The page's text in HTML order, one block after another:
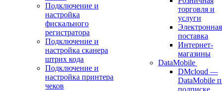
Подключение и
настройка
фискального
регистратора
Подключение и
настройка сканера
штрих кода
Подключение и
настройка принтера
чеков
торговля и
услуги
Электронная
поставка
Интернет-
магазины
DataMobile
DMcloud —
DataMobile
подписке